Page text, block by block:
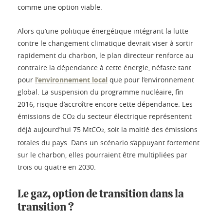
comme une option viable.
Alors qu’une politique énergétique intégrant la lutte
contre le changement climatique devrait viser à sortir
rapidement du charbon, le plan directeur renforce au
contraire la dépendance à cette énergie, néfaste tant
pour l’environnement local que pour l’environnement
global. La suspension du programme nucléaire, fin
2016, risque d’accroître encore cette dépendance. Les
émissions de CO2 du secteur électrique représentent
déjà aujourd’hui 75 MtCO2, soit la moitié des émissions
totales du pays. Dans un scénario s’appuyant fortement
sur le charbon, elles pourraient être multipliées par
trois ou quatre en 2030.
Le gaz, option de transition dans la
transition ?